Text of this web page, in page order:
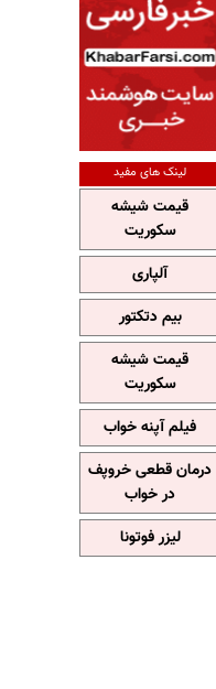
لینک های مفید
قیمت شیشه
سکوریت
آلپاری
بیم دتکتور
قیمت شیشه
سکوریت
فیلم آپنه خواب
درمان قطعی خروپف
در خواب
لیزر فوتونا